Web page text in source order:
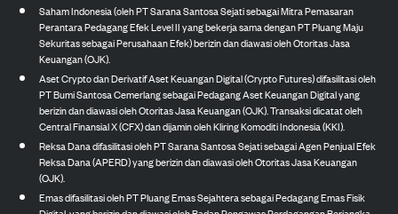
Saham Indonesia (oleh PT Sarana Santosa Sejati sebagai Mitra Pemasaran
Perantara Pedagang Efek Level II yang bekerja sama dengan PT Pluang Maju
Sekuritas sebagai Perusahaan Efek) berizin dan diawasi oleh Otoritas Jasa
Keuangan (OJK).
Aset Crypto dan Derivatif Aset Keuangan Digital (Crypto Futures) difasilitasi oleh
PT Bumi Santosa Cemerlang sebagai Pedagang Aset Keuangan Digital yang
berizin dan diawasi oleh Otoritas Jasa Keuangan (OJK). Transaksi dicatat oleh
Central Finansial X (CFX) dan dijamin oleh Kliring Komoditi Indonesia (KKI).
Reksa Dana difasilitasi oleh PT Sarana Santosa Sejati sebagai Agen Penjual Efek
Reksa Dana (APERD) yang berizin dan diawasi oleh Otoritas Jasa Keuangan
(OJK).
Emas difasilitasi oleh PT Pluang Emas Sejahtera sebagai Pedagang Emas Fisik